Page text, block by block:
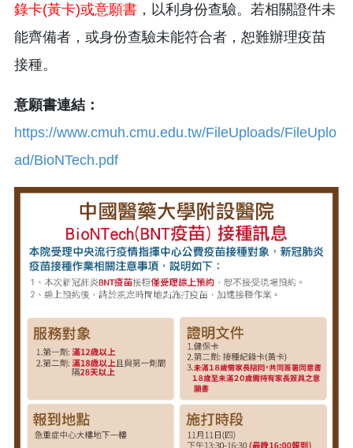
錄卡(黃卡)或意願書 ，以利身份查驗。若相關證件未
能齊備者，或身份查驗未能符合者，恕難辦理疫苗
接種。
意願書連結：
https://www.cmuh.cmu.edu.tw/FileUploads/FileUplo
ad/BioNTech.pdf